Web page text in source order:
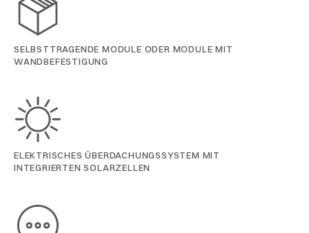
SELBSTTRAGENDE MODULE ODER MODULE MIT
WANDBEFESTIGUNG
ELEKTRISCHES ÜBERDACHUNGSSYSTEM MIT
INTEGRIERTEN SOLARZELLEN